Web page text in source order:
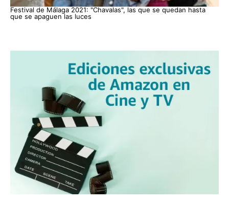
Festival de Málaga 2021: "Chavalas", las que se quedan hasta
que se apaguen las luces